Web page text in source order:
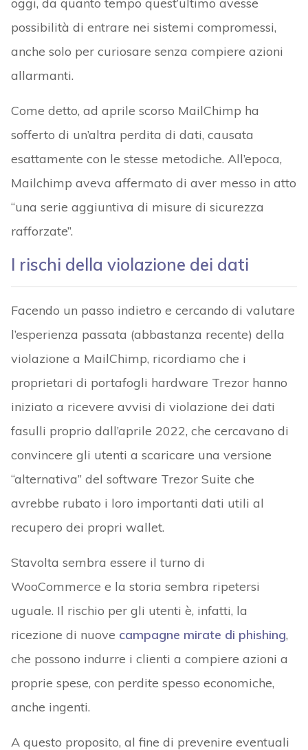
possibilità di entrare nei sistemi compromessi,
anche solo per curiosare senza compiere azioni
allarmanti.
Come detto, ad aprile scorso MailChimp ha
sofferto di un’altra perdita di dati, causata
esattamente con le stesse metodiche. All’epoca,
Mailchimp aveva affermato di aver messo in atto
“una serie aggiuntiva di misure di sicurezza
rafforzate”.
I rischi della violazione dei dati
Facendo un passo indietro e cercando di valutare
l’esperienza passata (abbastanza recente) della
violazione a MailChimp, ricordiamo che i
proprietari di portafogli hardware Trezor hanno
iniziato a ricevere avvisi di violazione dei dati
fasulli proprio dall’aprile 2022, che cercavano di
convincere gli utenti a scaricare una versione
“alternativa” del software Trezor Suite che
avrebbe rubato i loro importanti dati utili al
recupero dei propri wallet.
Stavolta sembra essere il turno di
WooCommerce e la storia sembra ripetersi
uguale. Il rischio per gli utenti è, infatti, la
ricezione di nuove campagne mirate di phishing,
che possono indurre i clienti a compiere azioni a
proprie spese, con perdite spesso economiche,
anche ingenti.
A questo proposito, al fine di prevenire eventuali